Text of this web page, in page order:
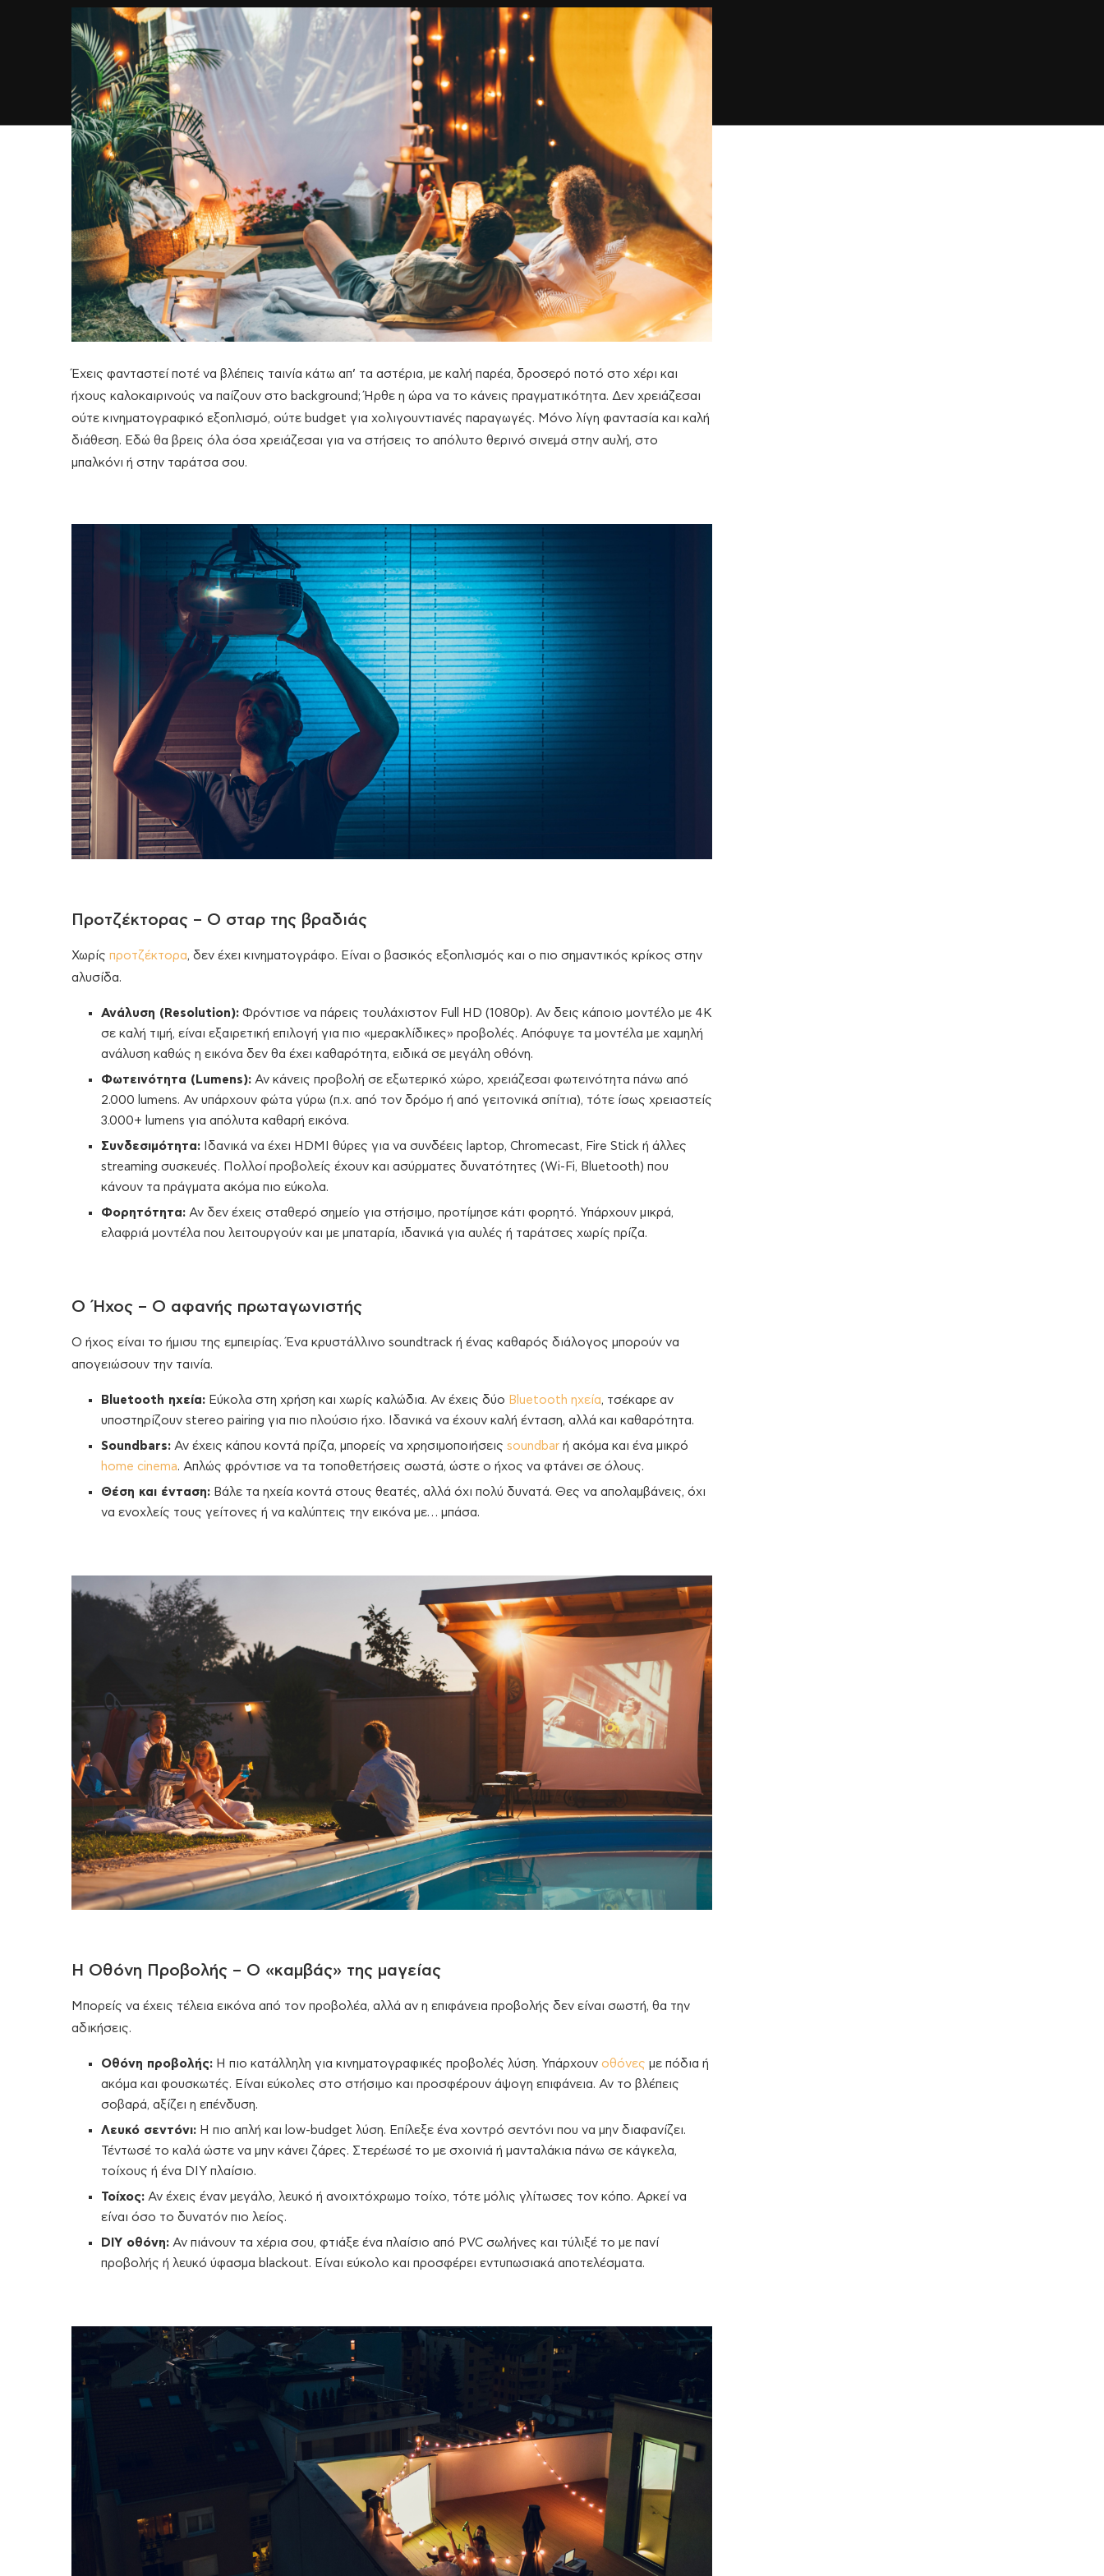
Έχεις φανταστεί ποτέ να βλέπεις ταινία κάτω απ’ τα αστέρια, με καλή παρέα, δροσερό ποτό στο χέρι και
ήχους καλοκαιρινούς να παίζουν στο background; Ήρθε η ώρα να το κάνεις πραγματικότητα. Δεν χρειάζεσαι
ούτε κινηματογραφικό εξοπλισμό, ούτε budget για χολιγουντιανές παραγωγές. Μόνο λίγη φαντασία και καλή
διάθεση. Εδώ θα βρεις όλα όσα χρειάζεσαι για να στήσεις το απόλυτο θερινό σινεμά στην αυλή, στο
μπαλκόνι ή στην ταράτσα σου.
Προτζέκτορας – Ο σταρ της βραδιάς
Χωρίς προτζέκτορα, δεν έχει κινηματογράφο. Είναι ο βασικός εξοπλισμός και ο πιο σημαντικός κρίκος στην
αλυσίδα.
Ανάλυση (Resolution): Φρόντισε να πάρεις τουλάχιστον Full HD (1080p). Αν δεις κάποιο μοντέλο με 4K
σε καλή τιμή, είναι εξαιρετική επιλογή για πιο «μερακλίδικες» προβολές. Απόφυγε τα μοντέλα με χαμηλή
ανάλυση καθώς η εικόνα δεν θα έχει καθαρότητα, ειδικά σε μεγάλη οθόνη.
Φωτεινότητα (Lumens): Αν κάνεις προβολή σε εξωτερικό χώρο, χρειάζεσαι φωτεινότητα πάνω από
2.000 lumens. Αν υπάρχουν φώτα γύρω (π.χ. από τον δρόμο ή από γειτονικά σπίτια), τότε ίσως χρειαστείς
3.000+ lumens για απόλυτα καθαρή εικόνα.
Συνδεσιμότητα: Ιδανικά να έχει HDMI θύρες για να συνδέεις laptop, Chromecast, Fire Stick ή άλλες
streaming συσκευές. Πολλοί προβολείς έχουν και ασύρματες δυνατότητες (Wi-Fi, Bluetooth) που
κάνουν τα πράγματα ακόμα πιο εύκολα.
Φορητότητα: Αν δεν έχεις σταθερό σημείο για στήσιμο, προτίμησε κάτι φορητό. Υπάρχουν μικρά,
ελαφριά μοντέλα που λειτουργούν και με μπαταρία, ιδανικά για αυλές ή ταράτσες χωρίς πρίζα.
Ο Ήχος – Ο αφανής πρωταγωνιστής
Ο ήχος είναι το ήμισυ της εμπειρίας. Ένα κρυστάλλινο soundtrack ή ένας καθαρός διάλογος μπορούν να
απογειώσουν την ταινία.
Bluetooth ηχεία: Εύκολα στη χρήση και χωρίς καλώδια. Αν έχεις δύο Bluetooth ηχεία, τσέκαρε αν
υποστηρίζουν stereo pairing για πιο πλούσιο ήχο. Ιδανικά να έχουν καλή ένταση, αλλά και καθαρότητα.
Soundbars: Αν έχεις κάπου κοντά πρίζα, μπορείς να χρησιμοποιήσεις soundbar ή ακόμα και ένα μικρό
home cinema. Απλώς φρόντισε να τα τοποθετήσεις σωστά, ώστε ο ήχος να φτάνει σε όλους.
Θέση και ένταση: Βάλε τα ηχεία κοντά στους θεατές, αλλά όχι πολύ δυνατά. Θες να απολαμβάνεις, όχι
να ενοχλείς τους γείτονες ή να καλύπτεις την εικόνα με… μπάσα.
Η Οθόνη Προβολής – Ο «καμβάς» της μαγείας
Μπορείς να έχεις τέλεια εικόνα από τον προβολέα, αλλά αν η επιφάνεια προβολής δεν είναι σωστή, θα την
αδικήσεις.
Oθόνη προβολής: Η πιο κατάλληλη για κινηματογραφικές προβολές λύση. Υπάρχουν οθόνες με πόδια ή
ακόμα και φουσκωτές. Είναι εύκολες στο στήσιμο και προσφέρουν άψογη επιφάνεια. Αν το βλέπεις
σοβαρά, αξίζει η επένδυση.
Λευκό σεντόνι: Η πιο απλή και low-budget λύση. Επίλεξε ένα χοντρό σεντόνι που να μην διαφανίζει.
Τέντωσέ το καλά ώστε να μην κάνει ζάρες. Στερέωσέ το με σχοινιά ή μανταλάκια πάνω σε κάγκελα,
τοίχους ή ένα DIY πλαίσιο.
Τοίχος: Αν έχεις έναν μεγάλο, λευκό ή ανοιχτόχρωμο τοίχο, τότε μόλις γλίτωσες τον κόπο. Αρκεί να
είναι όσο το δυνατόν πιο λείος.
DIY οθόνη: Αν πιάνουν τα χέρια σου, φτιάξε ένα πλαίσιο από PVC σωλήνες και τύλιξέ το με πανί
προβολής ή λευκό ύφασμα blackout. Είναι εύκολο και προσφέρει εντυπωσιακά αποτελέσματα.